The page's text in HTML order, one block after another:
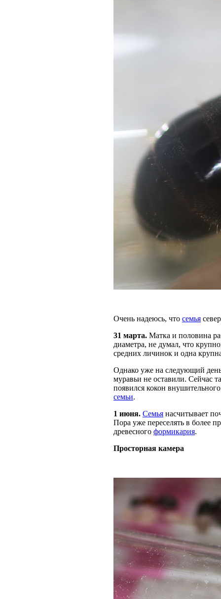
Очень надеюсь, что семья
31 марта. Матка и половина
диаметра, не думал, что
средних личинок и одна
Однако уже на следующий
муравьи не оставили. Сейчас
появился кокон
семьи.
1 июня. Семья насчитывает
Пора уже переселять в более
древесного формикария.
Просторная камера